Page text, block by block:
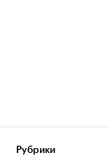
Рубрики